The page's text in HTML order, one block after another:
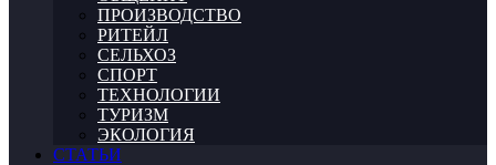
ПРОИЗВОДСТВО
РИТЕЙЛ
СЕЛЬХОЗ
СПОРТ
ТЕХНОЛОГИИ
ТУРИЗМ
ЭКОЛОГИЯ
СТАТЬИ